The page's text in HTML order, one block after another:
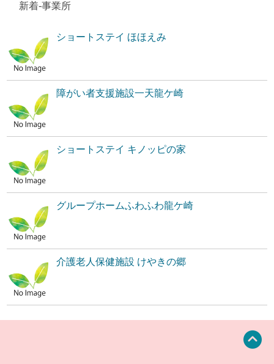
新着-事業所
ショートステイ ほほえみ
障がい者支援施設一天龍ケ崎
ショートステイ キノッピの家
グループホームふわふわ龍ケ崎
介護老人保健施設 けやきの郷